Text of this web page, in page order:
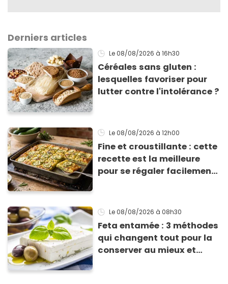
Derniers articles
Le 08/08/2026 à 16h30
Céréales sans gluten :
lesquelles favoriser pour
lutter contre l'intolérance ?
Le 08/08/2026 à 12h00
Fine et croustillante : cette
recette est la meilleure
pour se régaler facilement
Le 08/08/2026 à 08h30
Feta entamée : 3 méthodes
qui changent tout pour la
conserver au mieux et